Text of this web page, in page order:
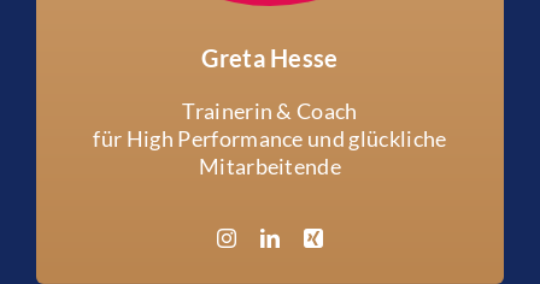
Greta Hesse
Trainerin & Coach
für High Performance und glückliche
Mitarbeitende